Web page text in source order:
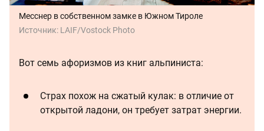
Месснер в собственном замке в Южном Тироле
Источник: LAIF/Vostock Photo
Вот семь афоризмов из книг альпиниста:
Страх похож на сжатый кулак: в отличие от
открытой ладони, он требует затрат энергии.